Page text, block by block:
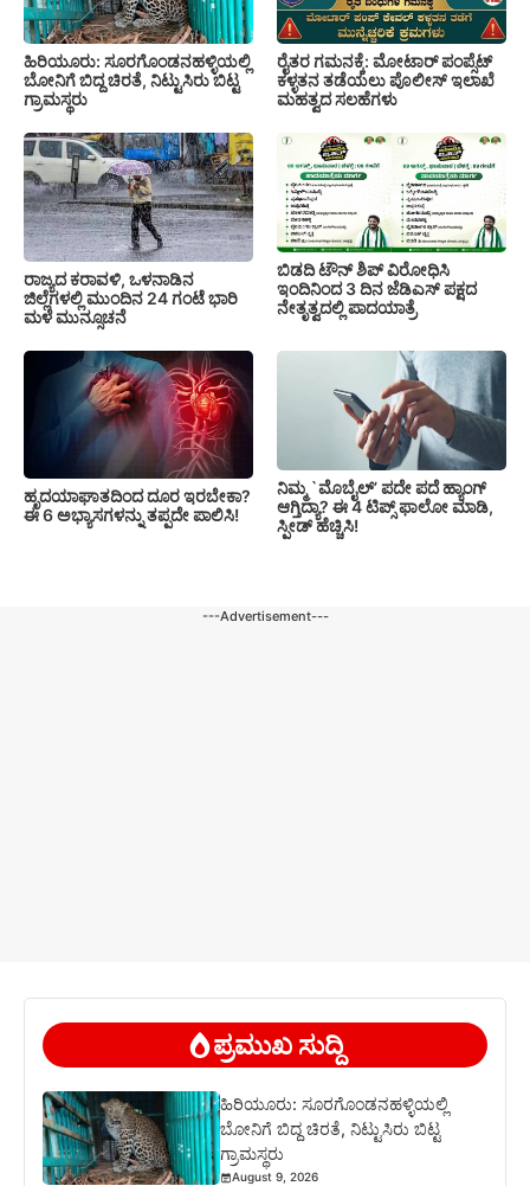
ಹಿರಿಯೂರು: ಸೂರಗೊಂಡನಹಳ್ಳಿಯಲ್ಲಿ
ಬೋನಿಗೆ ಬಿದ್ದ ಚಿರತೆ, ನಿಟ್ಟುಸಿರು ಬಿಟ್ಟ
ಗ್ರಾಮಸ್ಥರು
ರೈತರ ಗಮನಕ್ಕೆ: ಮೋಟಾರ್ ಪಂಪ್ಸೆಟ್
ಕಳ್ಳತನ ತಡೆಯಲು ಪೊಲೀಸ್ ಇಲಾಖೆ
ಮಹತ್ವದ ಸಲಹೆಗಳು
ರಾಜ್ಯದ ಕರಾವಳಿ, ಒಳನಾಡಿನ
ಜಿಲ್ಲೆಗಳಲ್ಲಿ ಮುಂದಿನ 24 ಗಂಟೆ ಭಾರಿ
ಮಳೆ ಮುನ್ಸೂಚನೆ
ಬಿಡದಿ ಟೌನ್ ಶಿಪ್ ವಿರೋಧಿಸಿ
ಇಂದಿನಿಂದ 3 ದಿನ ಜೆಡಿಎಸ್ ಪಕ್ಷದ
ನೇತೃತ್ವದಲ್ಲಿ ಪಾದಯಾತ್ರೆ
ಹೃದಯಾಘಾತದಿಂದ ದೂರ ಇರಬೇಕಾ?
ಈ 6 ಅಭ್ಯಾಸಗಳನ್ನು ತಪ್ಪದೇ ಪಾಲಿಸಿ!
ನಿಮ್ಮ `ಮೊಬೈಲ್’ ಪದೇ ಪದೆ ಹ್ಯಾಂಗ್
ಆಗ್ತಿದ್ಯಾ? ಈ 4 ಟಿಪ್ಸ್ ಫಾಲೋ ಮಾಡಿ,
ಸ್ಪೀಡ್ ಹೆಚ್ಚಿಸಿ!
---Advertisement---
ಪ್ರಮುಖ ಸುದ್ದಿ
ಹಿರಿಯೂರು: ಸೂರಗೊಂಡನಹಳ್ಳಿಯಲ್ಲಿ
ಬೋನಿಗೆ ಬಿದ್ದ ಚಿರತೆ, ನಿಟ್ಟುಸಿರು ಬಿಟ್ಟ
ಗ್ರಾಮಸ್ಥರು
August 9, 2026